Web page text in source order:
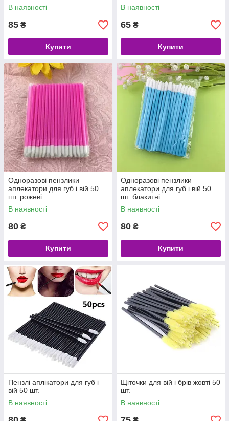
В наявності
85 ₴
Купити
В наявності
65 ₴
Купити
Одноразові пензлики
аплекатори для губ і вій 50
шт. рожеві
В наявності
80 ₴
Купити
Одноразові пензлики
аплекатори для губ і вій 50
шт. блакитні
В наявності
80 ₴
Купити
Пензлі аплікатори для губ і
вій 50 шт.
В наявності
Щіточки для вій і брів жовті 50
шт.
В наявності